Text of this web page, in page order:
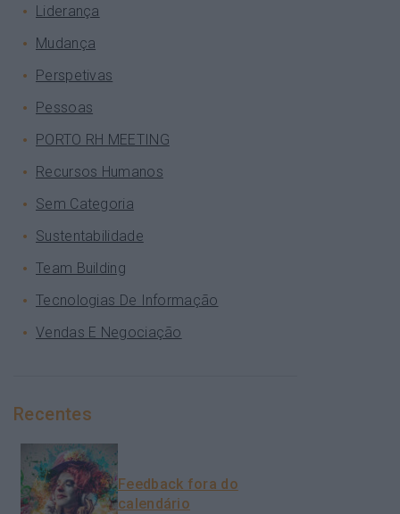
Liderança
Mudança
Perspetivas
Pessoas
PORTO RH MEETING
Recursos Humanos
Sem Categoria
Sustentabilidade
Team Building
Tecnologias De Informação
Vendas E Negociação
Recentes
Feedback fora do
calendário